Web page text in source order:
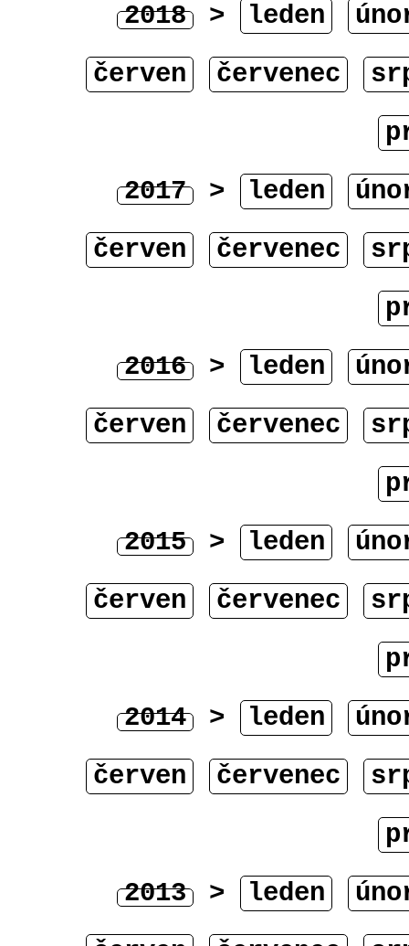
2018 > leden
červen
červenec
2017 > leden
červen
červenec
2016 > leden
červen
červenec
2015 > leden
červen
červenec
2014 > leden
červen
červenec
2013 > leden